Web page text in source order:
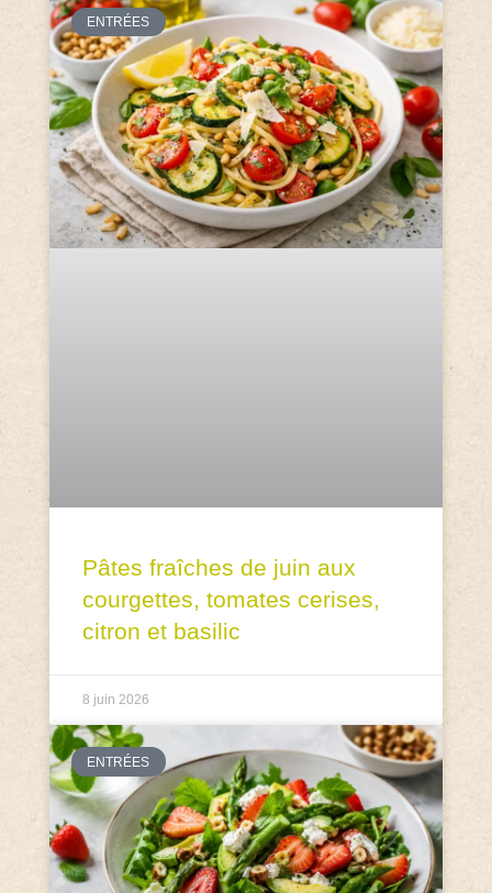
ENTRÉES
Pâtes fraîches de juin aux
courgettes, tomates cerises,
citron et basilic
8 juin 2026
ENTRÉES